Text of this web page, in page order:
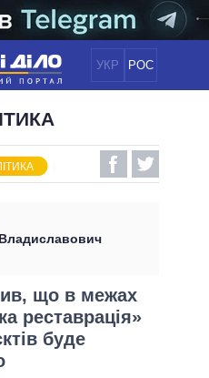
УКР РОС
ПОЛІТИКА
ЕКОНОМІКА
СВІТ
ПОЛІТИКІВ
що в межах
реставрація»
буде